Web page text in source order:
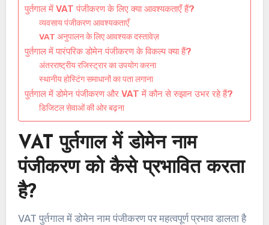
पुर्तगाल में VAT पंजीकरण के लिए क्या आवश्यकताएँ हैं?
व्यवसाय पंजीकरण आवश्यकताएँ
VAT अनुपालन के लिए आवश्यक दस्तावेज़
पुर्तगाल में पारंपरिक डोमेन पंजीकरण के विकल्प क्या हैं?
अंतरराष्ट्रीय रजिस्ट्रार का उपयोग करना
स्थानीय होस्टिंग समाधानों का पता लगाना
पुर्तगाल में डोमेन पंजीकरण और VAT में कौन से रुझान उभर रहे हैं?
डिजिटल सेवाओं की ओर बढ़ना
VAT पुर्तगाल में डोमेन नाम
पंजीकरण को कैसे प्रभावित करता
है?
VAT पुर्तगाल में डोमेन नाम पंजीकरण पर महत्वपूर्ण प्रभाव डालता है